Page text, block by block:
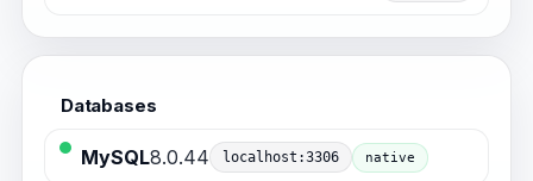
Databases
MySQL8.0.44 localhost:3306 native